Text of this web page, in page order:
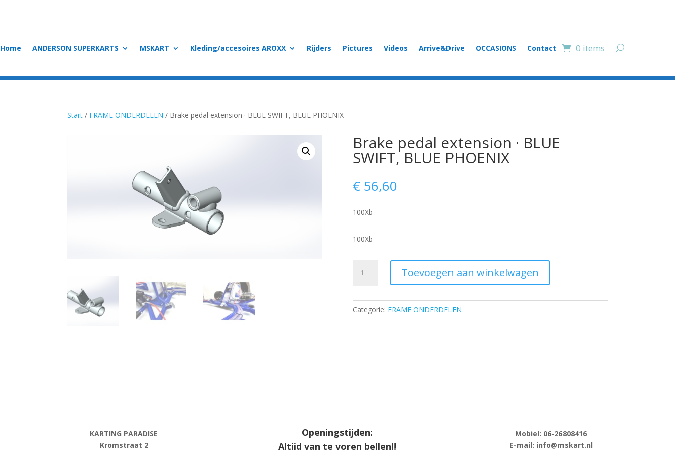
Home ANDERSON SUPERKARTS MSKART Kleding/accesoires AROXX Rijders Pictures Videos Arrive&Drive OCCASIONS Contact 0 items
Start / FRAME ONDERDELEN / Brake pedal extension · BLUE SWIFT, BLUE PHOENIX
Brake pedal extension · BLUE
SWIFT, BLUE PHOENIX
€56,60
100Xb
100Xb
pedal
·
BLUE
Toevoegen aan winkelwagen
Categorie: FRAME ONDERDELEN
KARTING PARADISE
Kromstraat 2
Openingstijden:
Altijd van te voren bellen!!
Mobiel: 06-26808416
E-mail: info@mskart.nl